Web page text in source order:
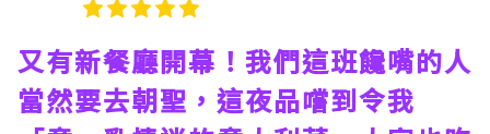
又有新餐廳開幕！我們這班饞嘴的人
當然要去朝聖，這夜品嚐到令我